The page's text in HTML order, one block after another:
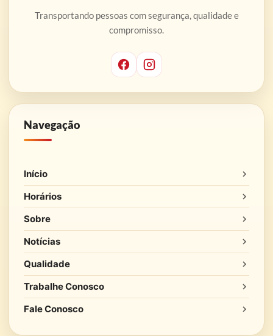
Transportando pessoas com segurança, qualidade e
compromisso.
Navegação
Início
Horários
Sobre
Notícias
Qualidade
Trabalhe Conosco
Fale Conosco